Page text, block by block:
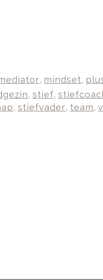
, mindset,
, stief,
, stiefvader, team,